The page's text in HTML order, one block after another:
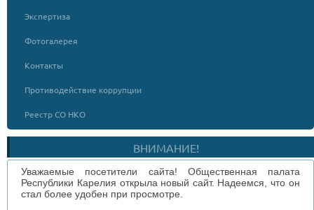
Экспертиза
Фотогалерея
Контакты
Противодействие коррупции
Реестр СО НКО
ВНИМАНИЕ!
Уважаемые посетители сайта! Общественная палата
Республики Карелия открыла новый сайт. Надеемся, что он
стал более удобен при просмотре.